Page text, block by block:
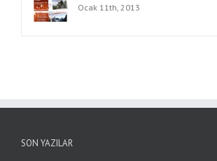
Ocak 11th, 2013
SON YAZILAR